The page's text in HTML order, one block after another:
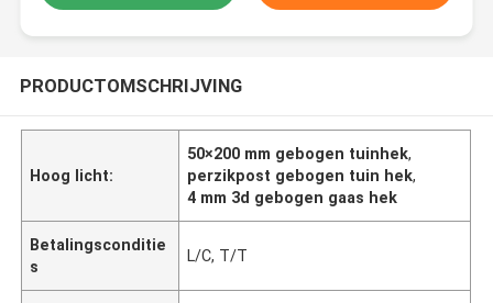
PRODUCTOMSCHRIJVING
Hoog licht:
50×200 mm gebogen tuinhek,
perzikpost gebogen tuin hek,
4 mm 3d gebogen gaas hek
Betalingsconditie
s
L/C, T/T